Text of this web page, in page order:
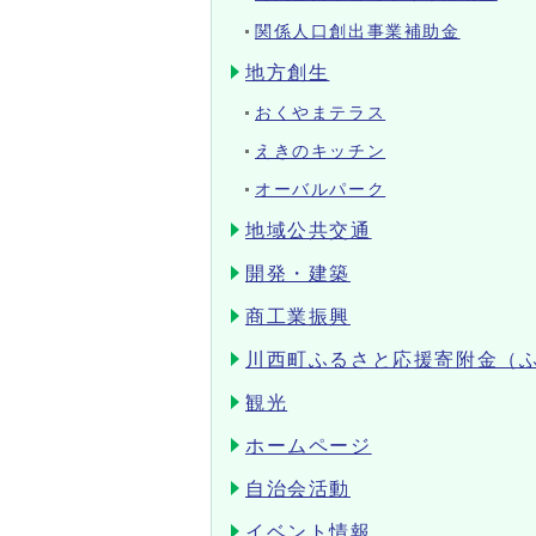
関係人口創出事業補助金
地方創生
おくやまテラス
えきのキッチン
オーバルパーク
地域公共交通
開発・建築
商工業振興
川西町ふるさと応援寄附金（
観光
ホームページ
自治会活動
イベント情報